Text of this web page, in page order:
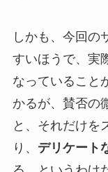
しかも、今回の
すいほうで、実
なっていること
かるが、賛否の
と、それだけを
り、 デリケート